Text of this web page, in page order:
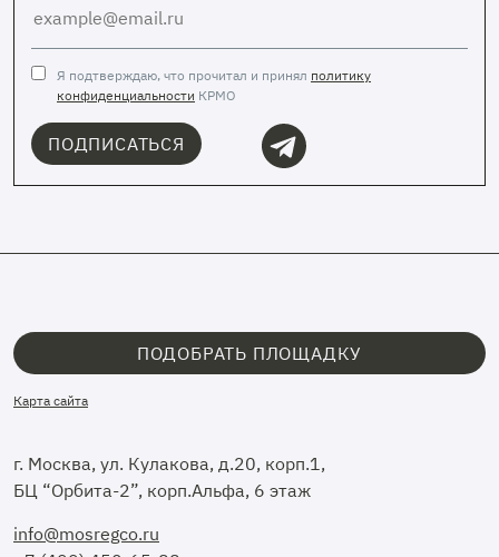
Я подтверждаю, что прочитал и принял политику
конфиденциальности КРМО
ПОДПИСАТЬСЯ
info@mosregco.ru
г. Москва, ул. Кулакова, д.20, корп.1,
БЦ “Орбита-2”, корп.Альфа, 6 этаж
ПОДОБРАТЬ ПЛОЩАДКУ
Карта сайта